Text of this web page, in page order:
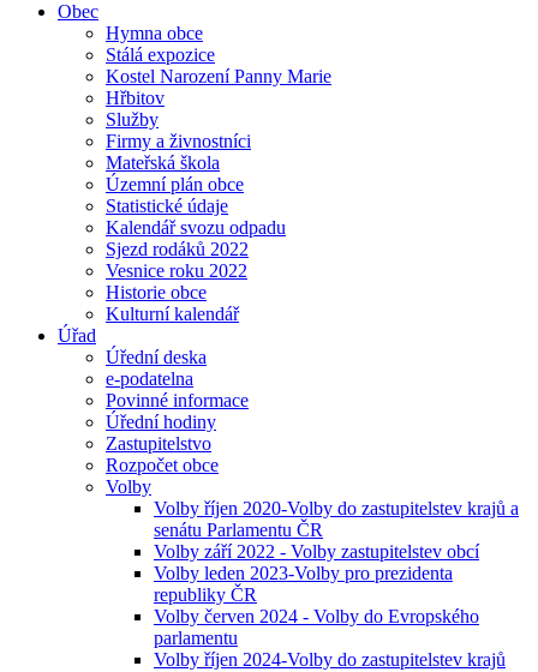
Obec
Hymna obce
Stálá expozice
Kostel Narození Panny Marie
Hřbitov
Služby
Firmy a živnostníci
Mateřská škola
Územní plán obce
Statistické údaje
Kalendář svozu odpadu
Sjezd rodáků 2022
Vesnice roku 2022
Historie obce
Kulturní kalendář
Úřad
Úřední deska
e-podatelna
Povinné informace
Úřední hodiny
Zastupitelstvo
Rozpočet obce
Volby
Volby říjen 2020-Volby do zastupitelstev krajů a
senátu Parlamentu ČR
Volby září 2022 - Volby zastupitelstev obcí
Volby leden 2023-Volby pro prezidenta
republiky ČR
Volby červen 2024 - Volby do Evropského
parlamentu
Volby říjen 2024-Volby do zastupitelstev krajů